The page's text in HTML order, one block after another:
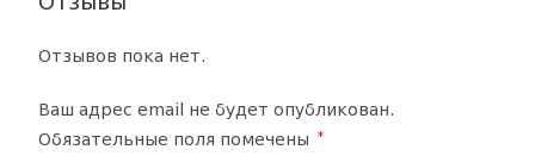
Отзывов пока нет.
Ваш адрес email не будет опубликован.
Обязательные поля помечены
*